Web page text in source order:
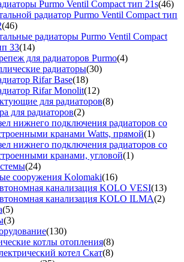
Purmo Ventil Compact тип 21s(46)
радиатор Purmo Ventil Compact тип
(46)
радиаторы Purmo Ventil Compact
33(14)
для радиаторов Purmo(4)
радиаторы(30)
Rifar Base(18)
Rifar Monolit(12)
для радиаторов(8)
для радиаторов(2)
нижнего подключения радиаторов со
кранами Watts, прямой(1)
нижнего подключения радиаторов со
кранами, угловой(1)
(24)
сооружения Kolomaki(16)
канализация KOLO VESI(13)
канализация KOLO ILMA(2)
(5)
(3)
(130)
котлы отопления(8)
котел Скат(8)